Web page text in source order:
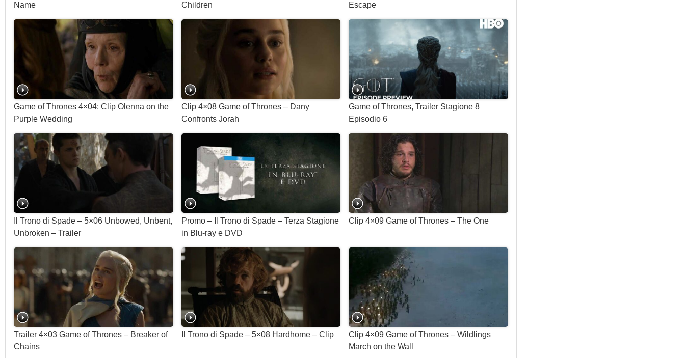
Name
Children
Escape
Game of Thrones 4×04: Clip Olenna on the
Purple Wedding
Clip 4×08 Game of Thrones – Dany
Confronts Jorah
Game of Thrones, Trailer Stagione 8
Episodio 6
Il Trono di Spade – 5×06 Unbowed, Unbent,
Unbroken – Trailer
Promo – Il Trono di Spade – Terza Stagione
in Blu-ray e DVD
Clip 4×09 Game of Thrones – The One
Trailer 4×03 Game of Thrones – Breaker of
Chains
Il Trono di Spade – 5×08 Hardhome – Clip
Clip 4×09 Game of Thrones – Wildlings
March on the Wall